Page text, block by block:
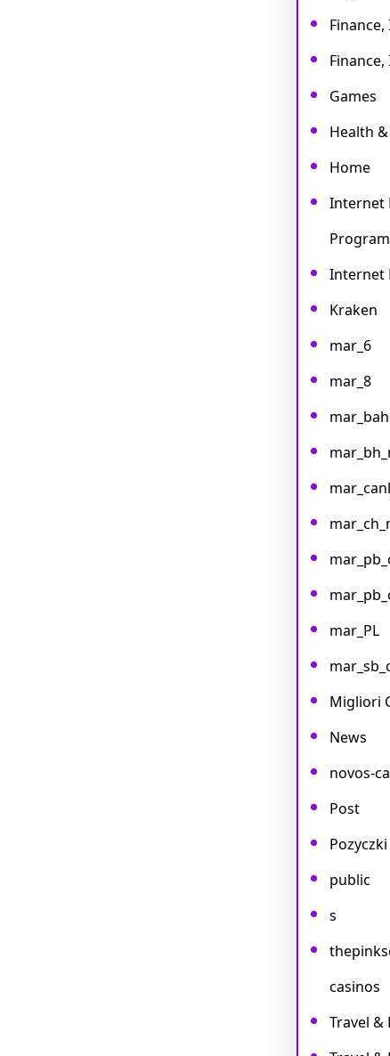
Games
Health
Home
Internet
Internet
Kraken
mar_6
mar_8
mar_PL
Migliori
News
novos-
Post
Pozyczki
public
s
casinos
Travel &